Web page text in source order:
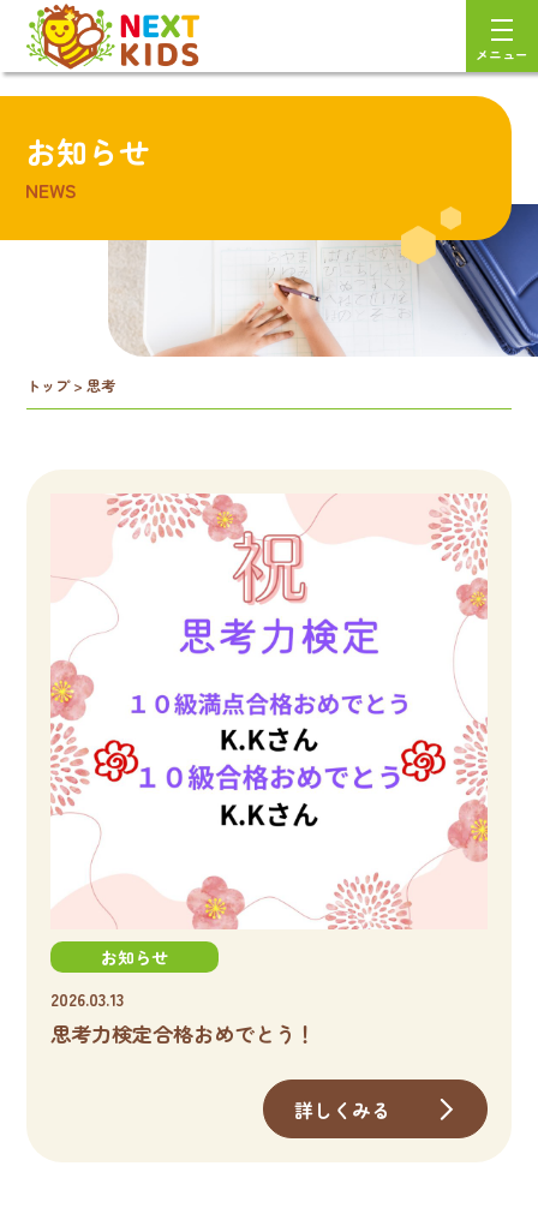
メニュー
お知らせ
NEWS
トップ> 思考
お知らせ
2026.03.13
思考力検定合格おめでとう！
詳しくみる